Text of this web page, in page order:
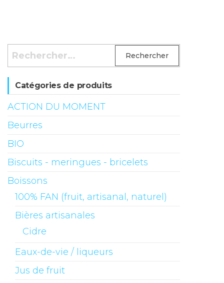
Rechercher :
Catégories de produits
ACTION DU MOMENT
Beurres
BIO
Biscuits - meringues - bricelets
Boissons
100% FAN (fruit, artisanal, naturel)
Bières artisanales
Cidre
Eaux-de-vie / liqueurs
Jus de fruit